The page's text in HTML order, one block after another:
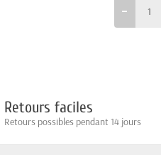
Retours faciles
Retours possibles pendant 14 jours